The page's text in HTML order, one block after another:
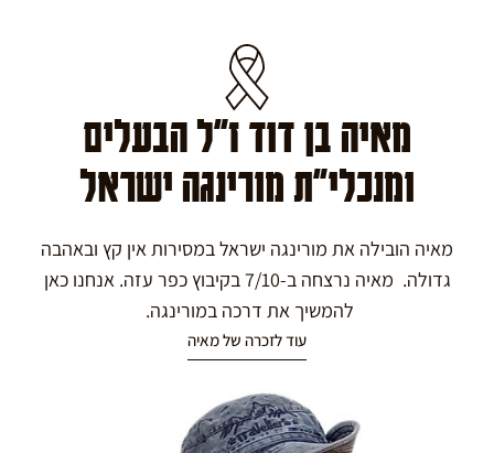
מאיה בן דוד ז"ל הבעלים
ומנכלי"ת מורינגה ישראל
מאיה הובילה את מורינגה ישראל במסירות אין קץ ובאהבה
גדולה. מאיה נרצחה ב-7/10 בקיבוץ כפר עזה. אנחנו כאן
להמשיך את דרכה במורינגה.
עוד לזכרה של מאיה